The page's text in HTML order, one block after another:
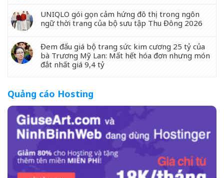
UNIQLO gói gọn cảm hứng đô thị trong ngôn
ngữ thời trang của bộ sưu tập Thu Đông 2026
Đem đấu giá bộ trang sức kim cương 25 tỷ của
bà Trương Mỹ Lan: Mất hết hóa đơn nhưng món
đắt nhất giá 9,4 tỷ
Quảng cáo Hosting